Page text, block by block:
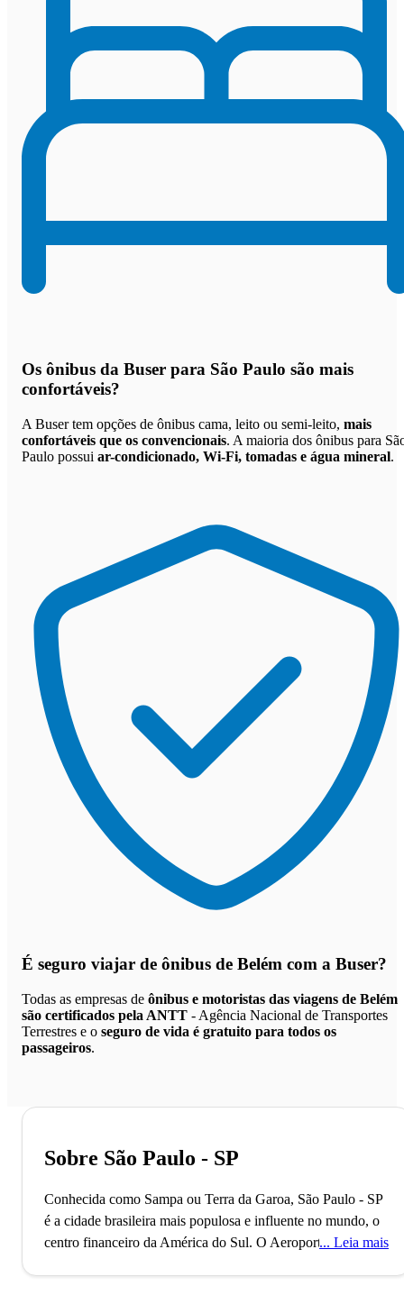
Os ônibus da Buser para São Paulo são mais
confortáveis?
A Buser tem opções de ônibus cama, leito ou semi-leito, mais
confortáveis que os convencionais. A maioria dos ônibus para
Paulo possui ar-condicionado, Wi-Fi, tomadas e água mineral.
É seguro viajar de ônibus de Belém com a Buser?
Todas as empresas de ônibus e motoristas das viagens de Belém
são certificados pela ANTT - Agência Nacional de Transportes
Terrestres e o seguro de vida é gratuito para todos os
passageiros.
Sobre São Paulo - SP
Conhecida como Sampa ou Terra da Garoa, São Paulo - SP
é a cidade brasileira mais populosa e influente no mundo, o
centro financeiro da América do Sul. O Aeroporto deLeia mais